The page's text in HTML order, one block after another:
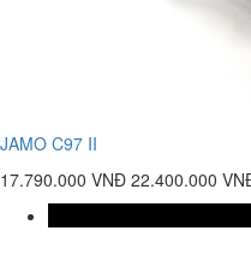
JAMO C97 II
17.790.000 VNĐ 22.400.000